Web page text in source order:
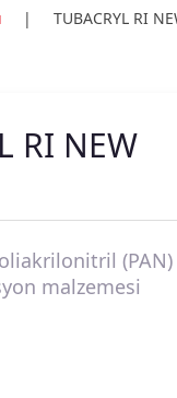
| TUBACRYL RI
RI NEW
malzemesi